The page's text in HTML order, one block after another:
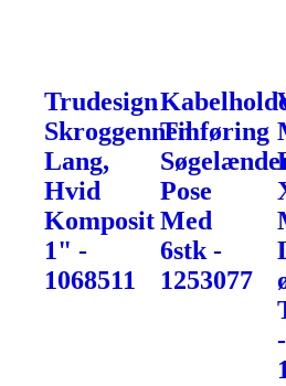
Trudesign
Skroggennemføring
Lang,
Hvid
Komposit
1" -
1068511
Til
Pose
Med
6stk -
1253077
-